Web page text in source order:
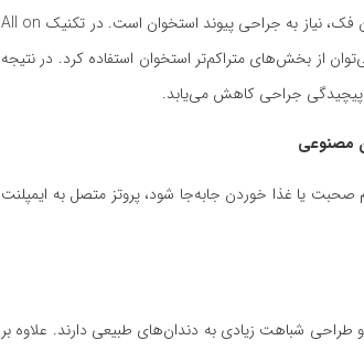
یکی از دغدغه‌های اصلی بیماران دارای تحلیل استخوان فک، نیاز به جراحی پیوند استخوان است. در تکنیک All on
از بخش‌های متراکم‌تر استخوان استفاده کرد. در نتیجه
و پیچیدگی جراحی کاهش می‌یابد.
یا غذا خوردن جابه‌جا شود، پروتز متصل به ایمپلنت
طراحی شباهت زیادی به دندان‌های طبیعی دارند. علاوه بر